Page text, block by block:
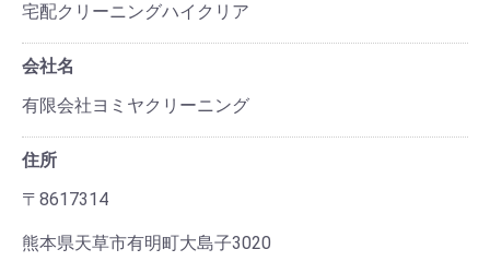
宅配クリーニングハイクリア
会社名
有限会社ヨミヤクリーニング
住所
〒8617314
熊本県天草市有明町大島子3020